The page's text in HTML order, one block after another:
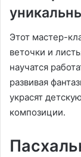
Этот мастер-
веточки и
научатся
развивая
украсят
композиции.